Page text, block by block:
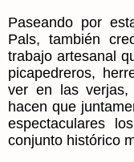
Paseando por
Pals, también
trabajo artesanal
picapedreros,
ver en las verjas,
hacen que
espectaculares
conjunto histórico